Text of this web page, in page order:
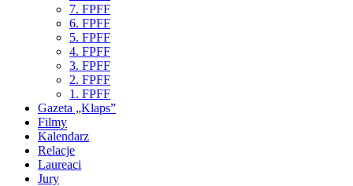
7. FPFF
6. FPFF
5. FPFF
4. FPFF
3. FPFF
2. FPFF
1. FPFF
Gazeta „Klaps”
Filmy
Kalendarz
Relacje
Laureaci
Jury